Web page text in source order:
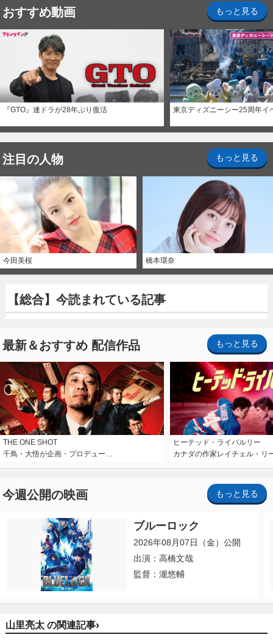
おすすめ動画 もっと見る
『GTO』連ドラが28年ぶり復活 東京ディズニーシー25周年イ
注目の人物 もっと見る
今田美桜 橋本環奈
【総合】今読まれている記事
最新＆おすすめ 配信作品 もっと見る
THE ONE SHOT
千鳥・大悟が企画・プロデュー…
ヒーテッド・ライバルリー
カナダの作家レイチェル・リ
今週公開の映画 もっと見る
ブルーロック
2026年08月07日（金）公開
出演：高橋文哉
監督：瀧悠輔
山里亮太 の関連記事›